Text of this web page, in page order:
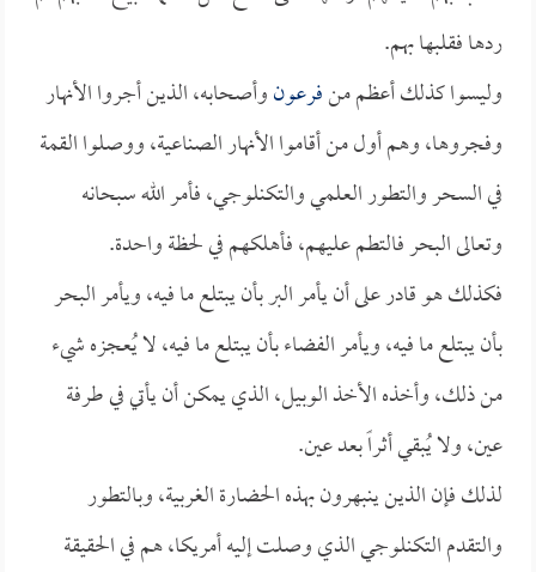
ردها فقلبها بهم.
وليسوا كذلك أعظم منفرعونوأصحابه، الذين أجروا الأنهار
وفجروها، وهم أول من أقاموا الأنهار الصناعية، ووصلوا القمة
في السحر والتطور العلمي والتكنلوجي، فأمر الله سبحانه
وتعالى البحر فالتطم عليهم، فأهلكهم في لحظة واحدة.
فكذلك هو قادر على أن يأمر البر بأن يبتلع ما فيه، ويأمر البحر
بأن يبتلع ما فيه، ويأمر الفضاء بأن يبتلع ما فيه، لا يُعجزه شيء
من ذلك، وأخذه الأخذ الوبيل، الذي يمكن أن يأتي في طرفة
عين، ولا يُبقي أثراً بعد عين.
لذلك فإن الذين ينبهرون بهذه الحضارة الغربية، وبالتطور
والتقدم التكنلوجي الذي وصلت إليه أمريكا، هم في الحقيقة